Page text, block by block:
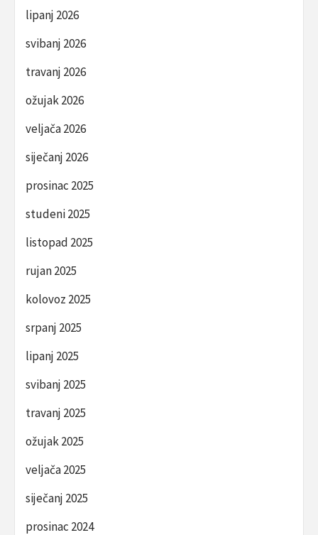
lipanj 2026
svibanj 2026
travanj 2026
ožujak 2026
veljača 2026
siječanj 2026
prosinac 2025
studeni 2025
listopad 2025
rujan 2025
kolovoz 2025
srpanj 2025
lipanj 2025
svibanj 2025
travanj 2025
ožujak 2025
veljača 2025
siječanj 2025
prosinac 2024